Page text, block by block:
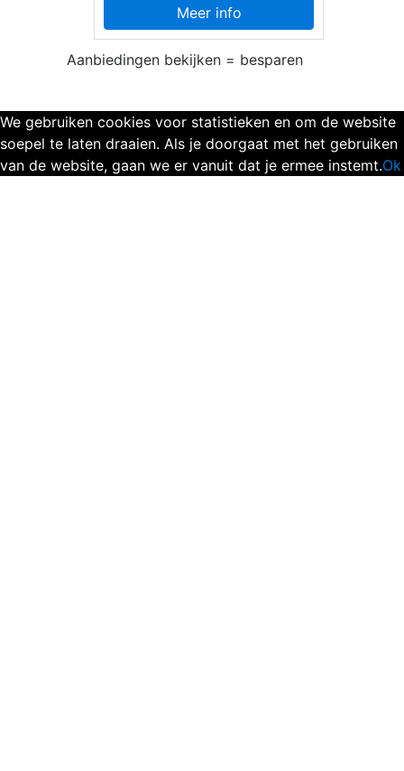
Meer info
Aanbiedingen bekijken = besparen
We gebruiken cookies voor statistieken en om de website
soepel te laten draaien. Als je doorgaat met het gebruiken
van de website, gaan we er vanuit dat je ermee instemt.Ok